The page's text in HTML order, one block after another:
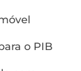
o PIB